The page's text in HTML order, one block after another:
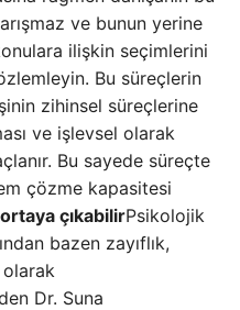
ve bunun yerine
ilişkin seçimlerini
Bu süreçlerin
zihinsel süreçlerine
ve işlevsel olarak
Bu sayede süreçte
çözme kapasitesi
çıkabilirPsikolojik
bazen zayıflık,
olarak
Dr. Suna